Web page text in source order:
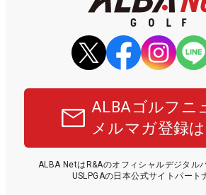
ALBAゴルフニ
メルマガ登録
ALBA NetはR&Aのオフィシャルデジタル
USLPGAの日本公式サイトパート